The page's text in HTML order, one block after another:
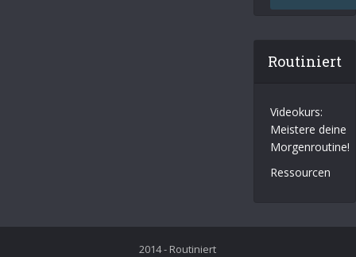
Routiniert
Videokurs:
Meistere deine
Morgenroutine!
Ressourcen
2014 - Routiniert